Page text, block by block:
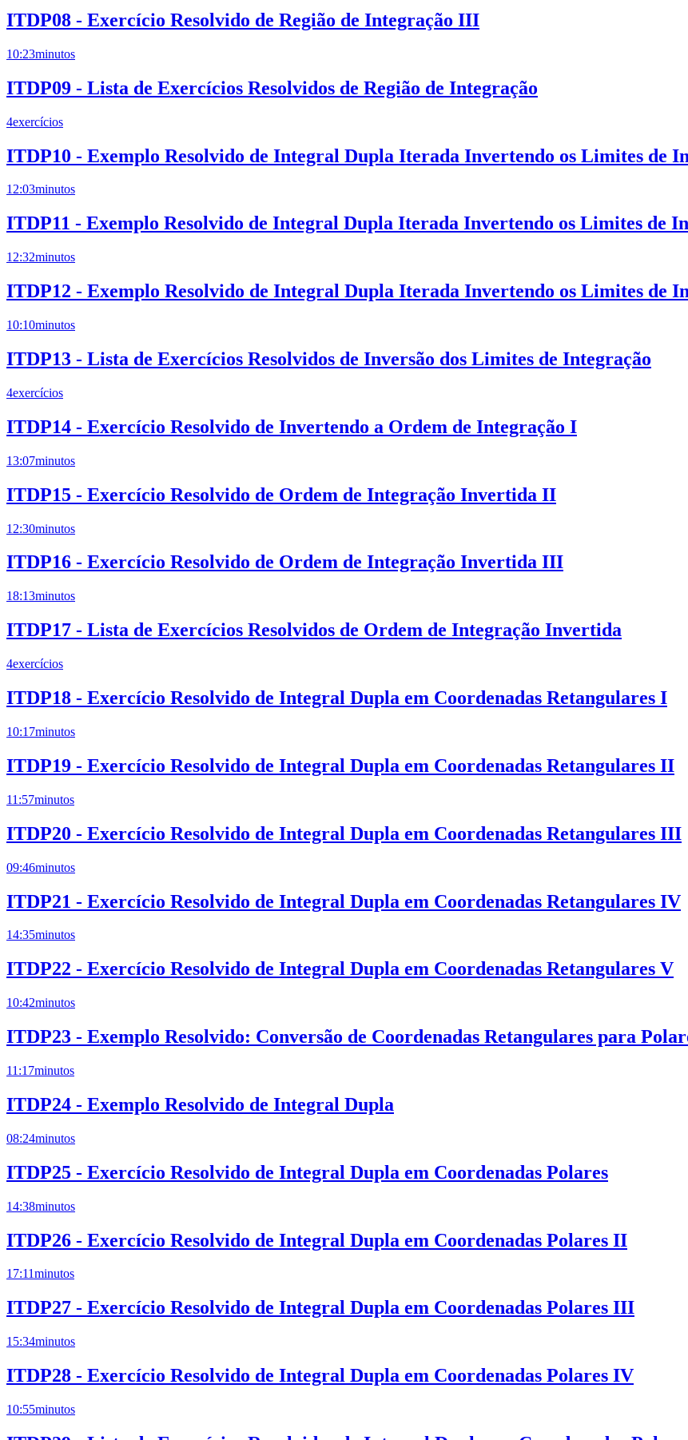
ITDP08 - Exercício Resolvido de Região de Integração III
10:23minutos
ITDP09 - Lista de Exercícios Resolvidos de Região de Integração
4exercícios
ITDP10 - Exemplo Resolvido de Integral Dupla Iterada Invertendo os Limites de
12:03minutos
ITDP11 - Exemplo Resolvido de Integral Dupla Iterada Invertendo os Limites de
12:32minutos
ITDP12 - Exemplo Resolvido de Integral Dupla Iterada Invertendo os Limites de
10:10minutos
ITDP13 - Lista de Exercícios Resolvidos de Inversão dos Limites de Integração
4exercícios
ITDP14 - Exercício Resolvido de Invertendo a Ordem de Integração I
13:07minutos
ITDP15 - Exercício Resolvido de Ordem de Integração Invertida II
12:30minutos
ITDP16 - Exercício Resolvido de Ordem de Integração Invertida III
18:13minutos
ITDP17 - Lista de Exercícios Resolvidos de Ordem de Integração Invertida
4exercícios
ITDP18 - Exercício Resolvido de Integral Dupla em Coordenadas Retangulares I
10:17minutos
ITDP19 - Exercício Resolvido de Integral Dupla em Coordenadas Retangulares II
11:57minutos
ITDP20 - Exercício Resolvido de Integral Dupla em Coordenadas Retangulares III
09:46minutos
ITDP21 - Exercício Resolvido de Integral Dupla em Coordenadas Retangulares IV
14:35minutos
ITDP22 - Exercício Resolvido de Integral Dupla em Coordenadas Retangulares V
10:42minutos
ITDP23 - Exemplo Resolvido: Conversão de Coordenadas Retangulares para
11:17minutos
ITDP24 - Exemplo Resolvido de Integral Dupla
08:24minutos
ITDP25 - Exercício Resolvido de Integral Dupla em Coordenadas Polares
14:38minutos
ITDP26 - Exercício Resolvido de Integral Dupla em Coordenadas Polares II
17:11minutos
ITDP27 - Exercício Resolvido de Integral Dupla em Coordenadas Polares III
15:34minutos
ITDP28 - Exercício Resolvido de Integral Dupla em Coordenadas Polares IV
10:55minutos